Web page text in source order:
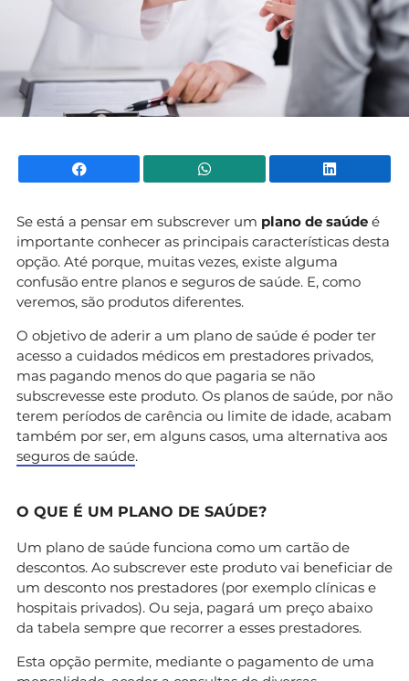
Facebook WhatsApp
Se está a pensar em subscrever um plano de saúde é
importante conhecer as principais características desta
opção. Até porque, muitas vezes, existe alguma
confusão entre planos e seguros de saúde. E, como
veremos, são produtos diferentes.
O objetivo de aderir a um plano de saúde é poder ter
acesso a cuidados médicos em prestadores privados,
mas pagando menos do que pagaria se não
subscrevesse este produto. Os planos de saúde, por não
terem períodos de carência ou limite de idade, acabam
também por ser, em alguns casos, uma alternativa aos
seguros de saúde.
O QUE É UM PLANO DE SAÚDE?
Um plano de saúde funciona como um cartão de
descontos. Ao subscrever este produto vai beneficiar de
um desconto nos prestadores (por exemplo clínicas e
hospitais privados). Ou seja, pagará um preço abaixo
da tabela sempre que recorrer a esses prestadores.
Esta opção permite, mediante o pagamento de uma